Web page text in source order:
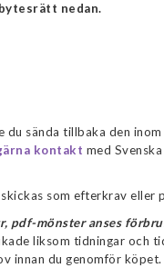
nedan.
sända tillbaka den
kontakt med
som efterkrav eller
pdf-mönster anses
liksom tidningar och
innan du genomför köpet.